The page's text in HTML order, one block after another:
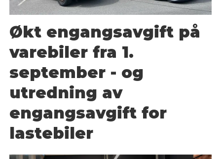
Økt engangsavgift på
varebiler fra 1.
september - og
utredning av
engangsavgift for
lastebiler